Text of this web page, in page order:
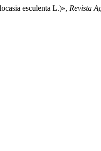
esculenta L.)», Revista